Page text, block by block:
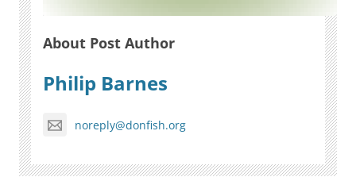
About Post Author
Philip Barnes
noreply@donfish.org